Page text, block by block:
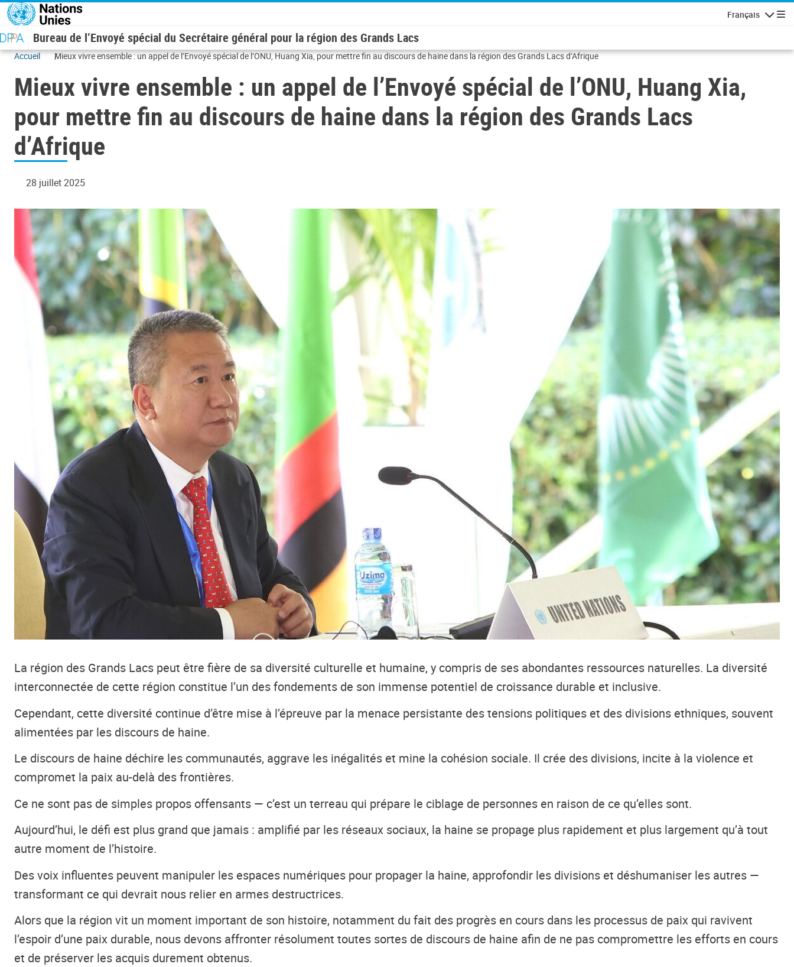
Aller au contenu principal
Français
Bureau de l’Envoyé spécial du Secrétaire général pour la région des Grands Lacs
Accueil Mieux vivre ensemble : un appel de l’Envoyé spécial de l’ONU, Huang Xia, pour mettre fin au discours de haine dans la région des Grands Lacs d’Afrique
Mieux vivre ensemble : un appel de l’Envoyé spécial de l’ONU, Huang Xia,
pour mettre fin au discours de haine dans la région des Grands Lacs
d’Afrique
28 juillet 2025
La région des Grands Lacs peut être fière de sa diversité culturelle et humaine, y compris de ses abondantes ressources naturelles. La diversité
interconnectée de cette région constitue l’un des fondements de son immense potentiel de croissance durable et inclusive.
Cependant, cette diversité continue d’être mise à l’épreuve par la menace persistante des tensions politiques et des divisions ethniques, souvent
alimentées par les discours de haine.
Le discours de haine déchire les communautés, aggrave les inégalités et mine la cohésion sociale. Il crée des divisions, incite à la violence et
compromet la paix au-delà des frontières.
Ce ne sont pas de simples propos offensants — c’est un terreau qui prépare le ciblage de personnes en raison de ce qu’elles sont.
Aujourd’hui, le défi est plus grand que jamais : amplifié par les réseaux sociaux, la haine se propage plus rapidement et plus largement qu’à tout
autre moment de l’histoire.
Des voix influentes peuvent manipuler les espaces numériques pour propager la haine, approfondir les divisions et déshumaniser les autres —
transformant ce qui devrait nous relier en armes destructrices.
Alors que la région vit un moment important de son histoire, notamment du fait des progrès en cours dans les processus de paix qui ravivent
l’espoir d’une paix durable, nous devons affronter résolument toutes sortes de discours de haine afin de ne pas compromettre les efforts en cours
et de préserver les acquis durement obtenus.